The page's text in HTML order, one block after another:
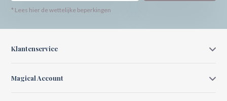
* Lees hier de wettelijke beperkingen
Klantenservice
Magical Account